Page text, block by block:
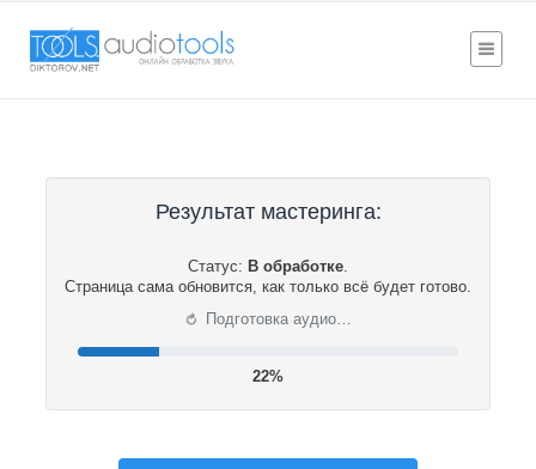
Результат мастеринга:
Статус: В обработке.
Страница сама обновится, как только всё будет готово.
⟳ Подготовка аудио…
22%